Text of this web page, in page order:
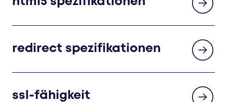
redirect spezifikationen
ssl-fähigkeit